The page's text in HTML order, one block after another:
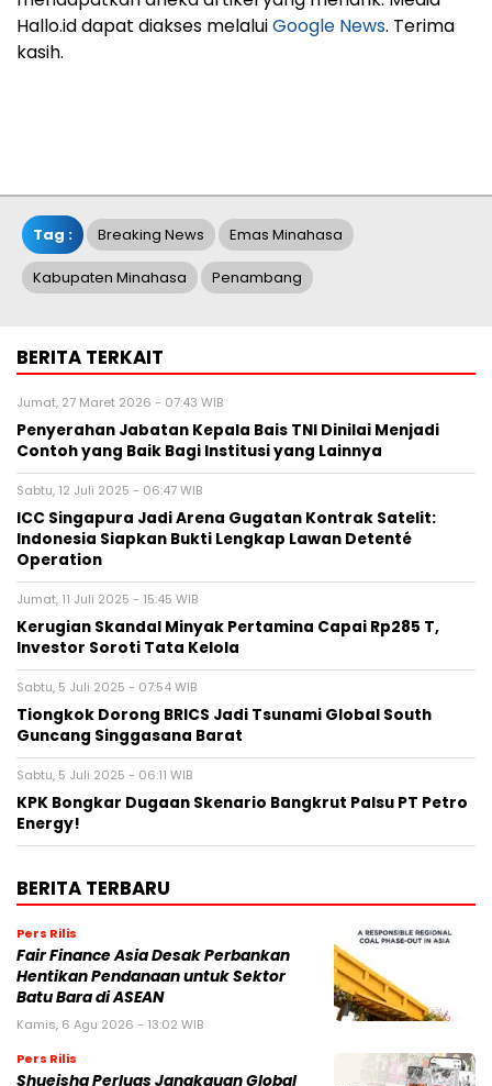
Hallo.id dapat diakses melaluiGoogle News. Terima
kasih.
Tag : Breaking News Emas Minahasa
Kabupaten Minahasa Penambang
BERITA TERKAIT
Jumat, 27 Maret 2026 - 07:43 WIB
Penyerahan Jabatan Kepala Bais TNI Dinilai Menjadi
Contoh yang Baik Bagi Institusi yang Lainnya
Sabtu, 12 Juli 2025 - 06:47 WIB
ICC Singapura Jadi Arena Gugatan Kontrak Satelit:
Indonesia Siapkan Bukti Lengkap Lawan Detenté
Operation
Jumat, 11 Juli 2025 - 15:45 WIB
Kerugian Skandal Minyak Pertamina Capai Rp285 T,
Investor Soroti Tata Kelola
Sabtu, 5 Juli 2025 - 07:54 WIB
Tiongkok Dorong BRICS Jadi Tsunami Global South
Guncang Singgasana Barat
Sabtu, 5 Juli 2025 - 06:11 WIB
KPK Bongkar Dugaan Skenario Bangkrut Palsu PT Petro
Energy!
BERITA TERBARU
Pers Rilis
Fair Finance Asia Desak Perbankan
Hentikan Pendanaan untuk Sektor
Batu Bara di ASEAN
Kamis, 6 Agu 2026 - 13:02 WIB
Pers Rilis
Shueisha Perluas Jangkauan Global